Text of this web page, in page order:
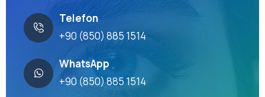
Telefon
+90 (850) 885 1514
WhatsApp
+90 (850) 885 1514